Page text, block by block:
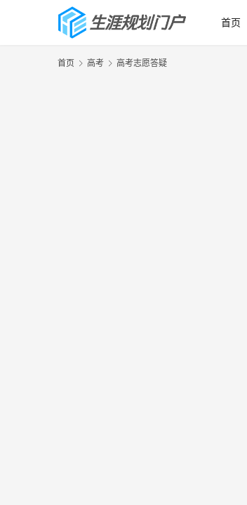
首页
首页 高考 高考志愿答疑